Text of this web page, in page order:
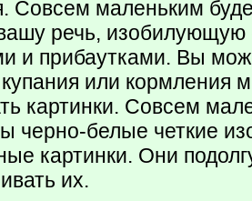
Совсем маленьким
речь,
и прибаутками. Вы
или кормления
картинки. Совсем
черно-белые четкие
картинки. Они
их.